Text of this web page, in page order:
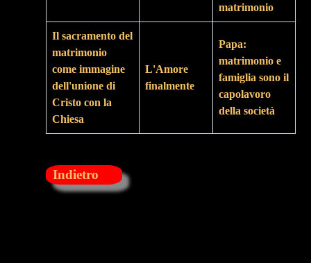
matrimonio
Il sacramento del
matrimonio
come immagine
dell'unione di
Cristo con la
Chiesa
L'Amore
finalmente
Papa:
matrimonio e
famiglia sono il
capolavoro
della società
Indietro